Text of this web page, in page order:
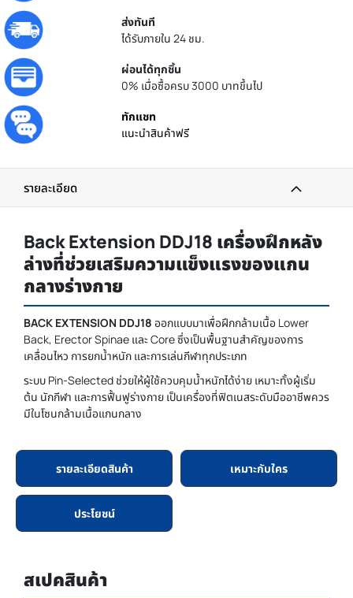
ส่งทันที
ได้รับภายใน 24 ชม.
ผ่อนได้ทุกชิ้น
0% เมื่อซื้อครบ 3000 บาทขึ้นไป
ทักแชท
แนะนำสินค้าฟรี
รายละเอียด
Back Extension DDJ18 เครื่องฝึกหลัง
ล่างที่ช่วยเสริมความแข็งแรงของแกน
กลางร่างกาย
BACK EXTENSION DDJ18 ออกแบบมาเพื่อฝึกกล้ามเนื้อ Lower
Back, Erector Spinae และ Core ซึ่งเป็นพื้นฐานสำคัญของการ
เคลื่อนไหว การยกน้ำหนัก และการเล่นกีฬาทุกประเภท
ระบบ Pin-Selected ช่วยให้ผู้ใช้ควบคุมน้ำหนักได้ง่าย เหมาะทั้งผู้เริ่ม
ต้น นักกีฬา และการฟื้นฟูร่างกาย เป็นเครื่องที่ฟิตเนสระดับมืออาชีพควร
มีในโซนกล้ามเนื้อแกนกลาง
รายละเอียดสินค้า เหมาะกับใคร
ประโยชน์
สเปคสินค้า